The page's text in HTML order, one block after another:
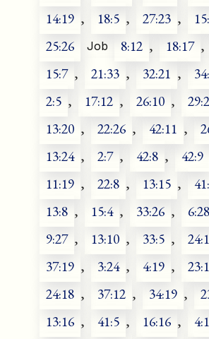
14:19 , 18:5 , 27:23 ,
25:26
Job 8:12 , 18:17 ,
15:7 , 21:33 , 32:21 ,
2:5 , 17:12 , 26:10 ,
13:20 , 22:26 , 42:11 ,
13:24 , 2:7 , 42:8 , 42:9
11:19 , 22:8 , 13:15 ,
13:8 , 15:4 , 33:26 , 6:28
9:27 , 13:10 , 33:5 ,
37:19 , 3:24 , 4:19 ,
24:18 , 37:12 , 34:19 ,
13:16 , 41:5 , 16:16 ,